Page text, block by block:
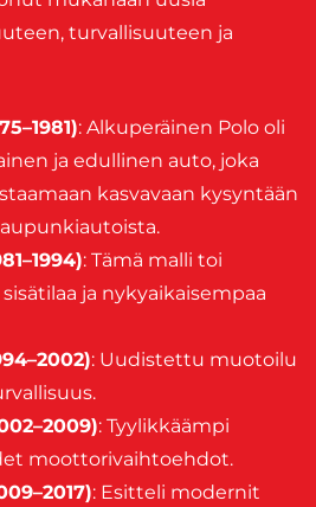
turvallisuuteen ja
: Alkuperäinen Polo oli
ja edullinen auto, joka
kasvavaan kysyntään
: Tämä malli toi
ja nykyaikaisempaa
: Uudistettu muotoilu
: Tyylikkäämpi
moottorivaihtoehdot.
: Esitteli modernit